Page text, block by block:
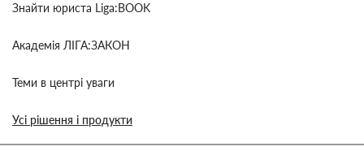
Знайти юриста Liga:BOOK
Академія ЛІГА:ЗАКОН
Теми в центрі уваги
Усі рішення і продукти